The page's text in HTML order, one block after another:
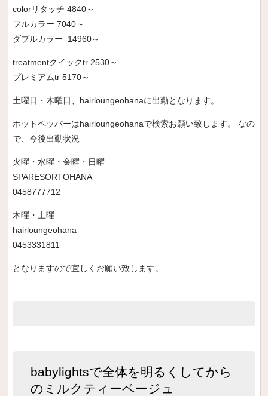
colorリタッチ 4840～
フルカラー 7040～
ダブルカラー 14960～
treatmentクイックtr 2530～
プレミアムtr 5170～
土曜日・木曜日、hairloungeohanaに出勤となります。
ホットペッパーはhairloungeohanaで検索お願い致します。 なの
で、今後出勤状況
火曜・水曜・金曜・日曜
SPARESORTOHANA
0458777712
木曜・土曜
hairloungeohana
0453331811
となりますので宜しくお願い致します。
babylightsで全体を明るくしてから
のミルクティーベージュ